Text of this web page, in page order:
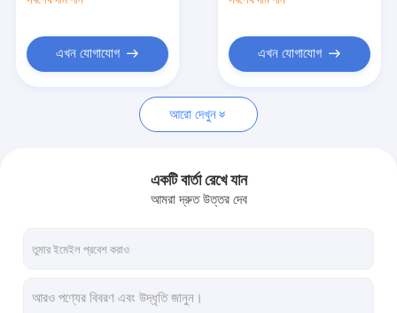
এফসিইউ ফ্যান কয়েল ইউনিট
সিলিং গোপন ফ্যান কুণ্ডলী ইউনিট
ফ্লোর স্ট্যান্ডিং ফ্যান কয়েল ইউনিট
ক্যাসেট ফ্যান কয়েল ইউনিট
এখন যোগাযোগ এখন যোগাযোগ
আরো দেখুন
একটি বার্তা রেখে যান
আমরা দ্রুত উত্তর দেব